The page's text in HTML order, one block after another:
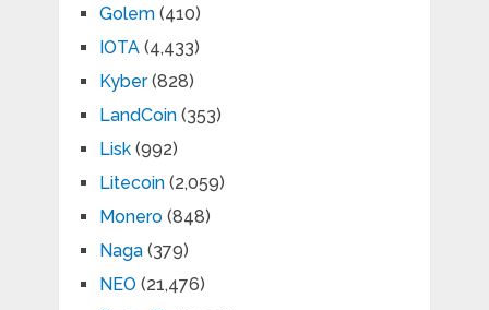
Golem(410)
IOTA(4,433)
Kyber(828)
LandCoin(353)
Lisk(992)
Litecoin(2,059)
Monero(848)
Naga(379)
NEO (21,476)